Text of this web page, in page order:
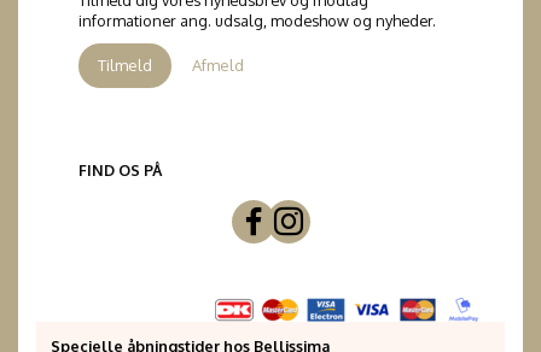
informationer ang. udsalg, modeshow og nyheder.
Tilmeld Afmeld
FIND OS PÅ
Specielle åbningstider hos Bellissima